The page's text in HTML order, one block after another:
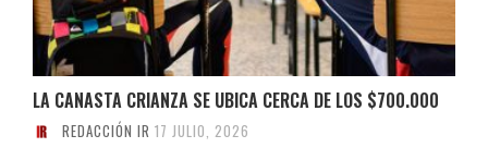
LA CANASTA CRIANZA SE UBICA CERCA DE LOS $700.000
REDACCIÓN IR 17 JULIO, 2026